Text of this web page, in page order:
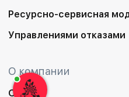
Ресурсно-сервисная
Управлениями отказами
О компании
О нас